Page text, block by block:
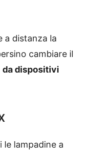
a distanza la
cambiare il
da dispositivi
lampadine a